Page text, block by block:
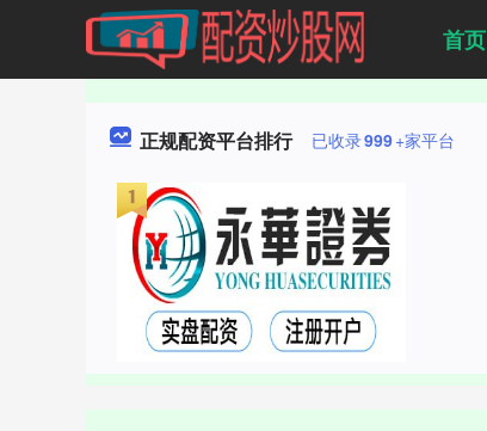
首页
正规配资平台排行 已收录999+家平台